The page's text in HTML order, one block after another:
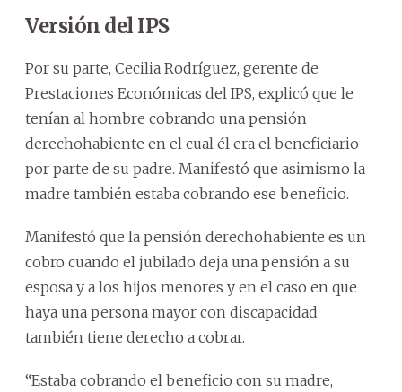
Versión del IPS
Por su parte, Cecilia Rodríguez, gerente de
Prestaciones Económicas del IPS, explicó que le
tenían al hombre cobrando una pensión
derechohabiente en el cual él era el beneficiario
por parte de su padre. Manifestó que asimismo la
madre también estaba cobrando ese beneficio.
Manifestó que la pensión derechohabiente es un
cobro cuando el jubilado deja una pensión a su
esposa y a los hijos menores y en el caso en que
haya una persona mayor con discapacidad
también tiene derecho a cobrar.
“Estaba cobrando el beneficio con su madre,